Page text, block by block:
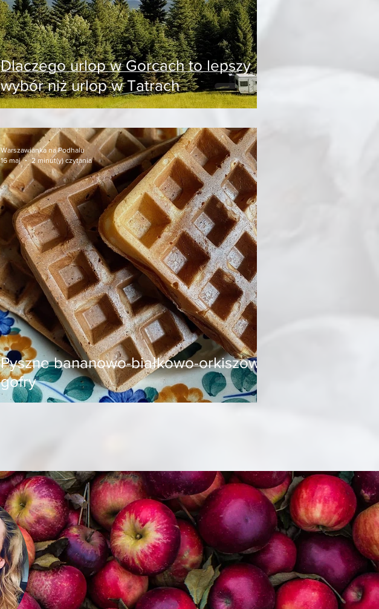
Dlaczego urlop w Gorcach to lepszy
wybór niż urlop w Tatrach
Pyszne bananowo-białkowo-orkiszowe
gofry
Warszawianka na Podhalu
16 maj
2 minut(y) czytania